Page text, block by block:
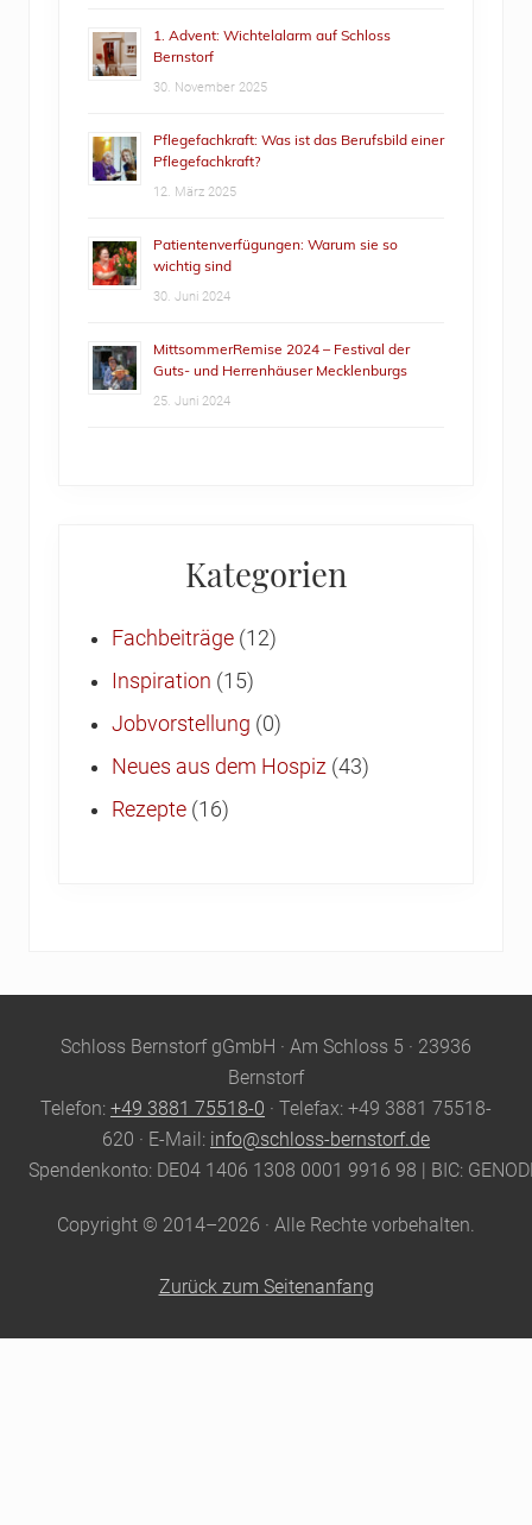
1. Advent: Wichtelalarm auf Schloss
Bernstorf
30. November 2025
Pflegefachkraft: Was ist das Berufsbild einer
Pflegefachkraft?
12. März 2025
Patientenverfügungen: Warum sie so
wichtig sind
30. Juni 2024
MittsommerRemise 2024 – Festival der
Guts- und Herrenhäuser Mecklenburgs
25. Juni 2024
Kategorien
Fachbeiträge (12)
Inspiration (15)
Jobvorstellung (0)
Neues aus dem Hospiz (43)
Rezepte (16)
SiteSchloss Bernstorf gGmbH · Am Schloss 5 · 23936
Bernstorf
Telefon: +49 3881 75518-0 · Telefax: +49 3881 75518-
620 · E-Mail: info@schloss-bernstorf.de
Spendenkonto: DE04 1406 1308 0001 9916 98 | BIC:
Copyright © 2014–2026 · Alle Rechte vorbehalten.
Zurück zum Seitenanfang